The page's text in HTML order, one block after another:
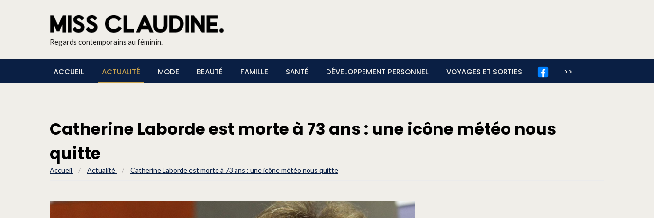
Regards contemporains au féminin.
ACCUEIL ACTUALITÉ MODE BEAUTÉ FAMILLE SANTÉ DÉVELOPPEMENT PERSONNEL VOYAGES ET SORTIES >>
Catherine Laborde est morte à 73 ans : une icône météo nous
quitte
Accueil / Actualité / Catherine Laborde est morte à 73 ans : une icône météo nous quitte